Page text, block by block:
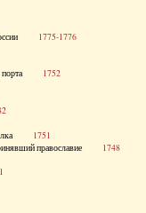
России 1775-1776
порта 1752
полка 1751
православие 1748